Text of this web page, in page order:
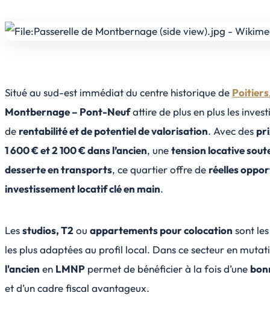
Situé au sud-est immédiat du centre historique de Poitiers
Montbernage – Pont-Neufattire de plus en plus les
de rentabilité et de potentiel de valorisation. Avec des
1 600 € et 2 100 € dans l’ancien, unetension locative
desserte en transports, ce quartier offre de réelles
investissement locatif clé en main.
Lesstudios, T2 ou appartements pour colocation sont
les plus adaptées au profil local. Dans ce secteur en
l'ancien en LMNP permet de bénéficier à la fois d’une
et d’un cadre fiscal avantageux.